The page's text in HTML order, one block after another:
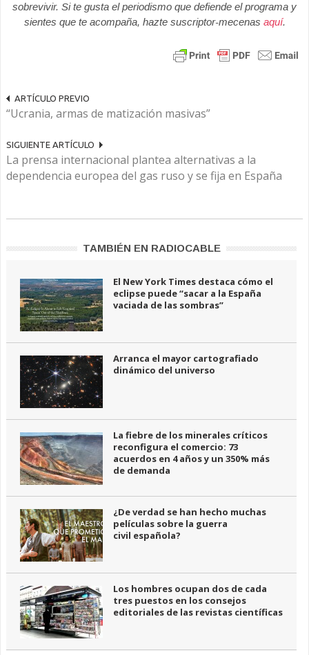
sobrevivir. Si te gusta el periodismo que defiende el programa y
sientes que te acompaña, hazte suscriptor-mecenas aquí.
ARTÍCULO PREVIO
“Ucrania, armas de matización masivas”
SIGUIENTE ARTÍCULO
La prensa internacional plantea alternativas a la
dependencia europea del gas ruso y se fija en España
TAMBIÉN EN RADIOCABLE
El New York Times destaca cómo el
eclipse puede “sacar a la España
vaciada de las sombras”
Arranca el mayor cartografiado
dinámico del universo
La fiebre de los minerales críticos
reconfigura el comercio: 73
acuerdos en 4 años y un 350% más
de demanda
¿De verdad se han hecho muchas
películas sobre la guerra
civil española?
Los hombres ocupan dos de cada
tres puestos en los consejos
editoriales de las revistas científicas